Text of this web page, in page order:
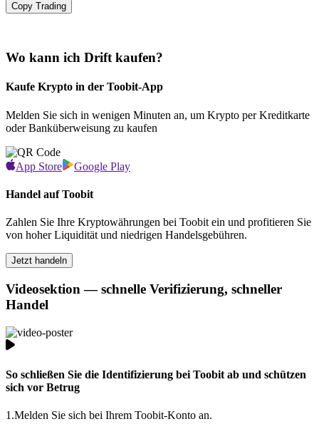
Copy Trading
Wo kann ich Drift kaufen?
Kaufe Krypto in der Toobit-App
Melden Sie sich in wenigen Minuten an, um Krypto per Kreditkarte
oder Banküberweisung zu kaufen
App Store Google Play
Handel auf Toobit
Zahlen Sie Ihre Kryptowährungen bei Toobit ein und profitieren Sie
von hoher Liquidität und niedrigen Handelsgebühren.
Jetzt handeln
Videosektion — schnelle Verifizierung, schneller
Handel
So schließen Sie die Identifizierung bei Toobit ab und schützen
sich vor Betrug
1.Melden Sie sich bei Ihrem Toobit-Konto an.